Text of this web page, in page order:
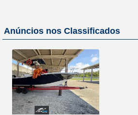
Anúncios nos Classificados